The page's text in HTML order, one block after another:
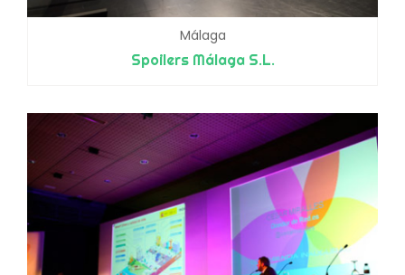
Málaga
Spoilers Málaga S.L.